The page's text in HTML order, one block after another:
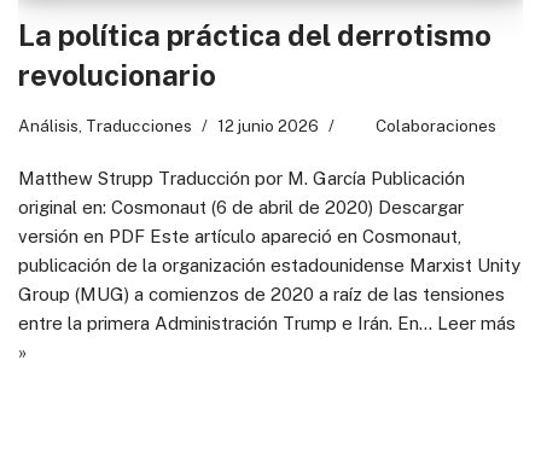
La política práctica del derrotismo
revolucionario
Análisis Traducciones 12 junio 2026 Colaboraciones
Matthew Strupp Traducción por M. García Publicación
original en: Cosmonaut (6 de abril de 2020) Descargar
versión en PDF Este artículo apareció en Cosmonaut,
publicación de la organización estadounidense Marxist Unity
Group (MUG) a comienzos de 2020 a raíz de las tensiones
entre la primera Administración Trump e Irán. En… Leer más
»